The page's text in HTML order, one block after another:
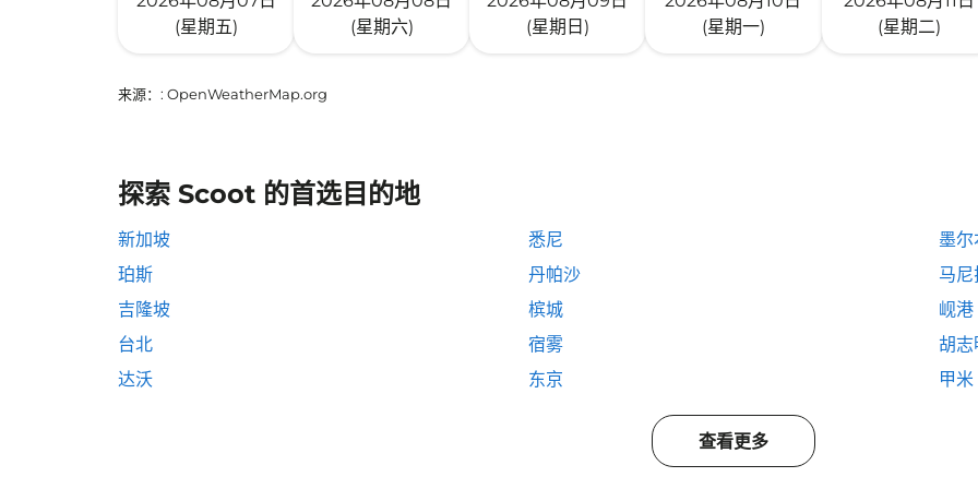
(星期五)
(星期六)
(星期日)
(星期一)
(星期二)
来源： : OpenWeatherMap.org
探索 Scoot 的首选目的地
新加坡 悉尼
墨尔
珀斯
丹帕沙
马尼
吉隆坡
槟城
岘港
台北
宿雾
胡志
达沃
东京 甲米
查看更多